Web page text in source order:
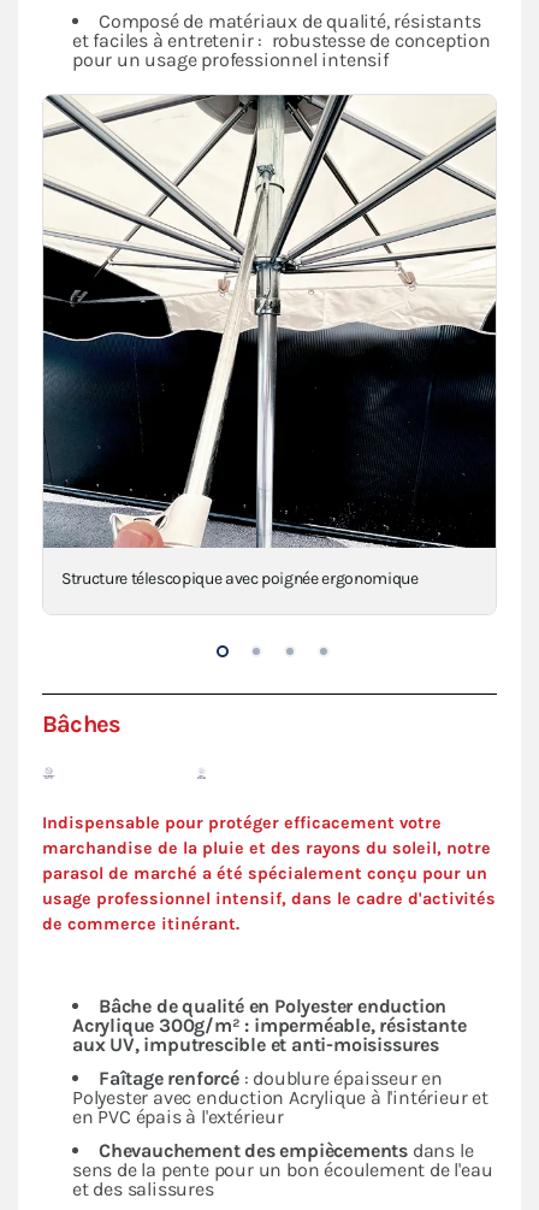
Composé de matériaux de qualité, résistants
et faciles à entretenir : robustesse de conception
pour un usage professionnel intensif
Structure télescopique avec poignée ergonomique
Bâches
Indispensable pour protéger efficacement votre
marchandise de la pluie et des rayons du soleil, notre
parasol de marché a été spécialement conçu pour un
usage professionnel intensif, dans le cadre d'activités
de commerce itinérant.
Bâche de qualité en Polyester enduction
Acrylique 300g/m² : imperméable, résistante
aux UV, imputrescible et anti-moisissures
Faîtage renforcé: doublure épaisseur en
Polyester avec enduction Acrylique à l'intérieur et
en PVC épais à l'extérieur
Chevauchement des empiècements dans le
sens de la pente pour un bon écoulement de l'eau
et des salissures